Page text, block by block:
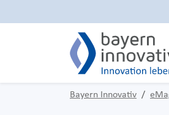
Bayern Innovativ